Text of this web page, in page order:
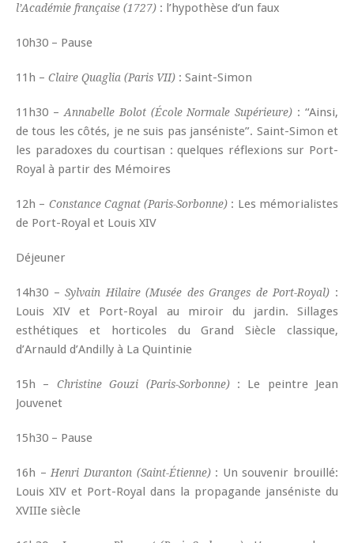
l’Académie française (1727) : l’hypothèse d’un faux
10h30 – Pause
11h – Claire Quaglia (Paris VII) : Saint-Simon
11h30 –Annabelle Bolot (École Normale Supérieure) : “Ainsi,
de tous les côtés, je ne suis pas janséniste”. Saint-Simon et
les paradoxes du courtisan : quelques réflexions sur Port-
Royal à partir des Mémoires
12h – Constance Cagnat (Paris-Sorbonne) : Les mémorialistes
de Port-Royal et Louis XIV
Déjeuner
14h30 –Sylvain Hilaire (Musée des Granges de Port-Royal) :
Louis XIV et Port-Royal au miroir du jardin. Sillages
esthétiques et horticoles du Grand Siècle classique,
d’Arnauld d’Andilly à La Quintinie
15h – Christine Gouzi (Paris-Sorbonne): Le peintre Jean
Jouvenet
15h30 – Pause
16h –Henri Duranton (Saint-Étienne): Un souvenir brouillé:
Louis XIV et Port-Royal dans la propagande janséniste du
XVIIIe siècle